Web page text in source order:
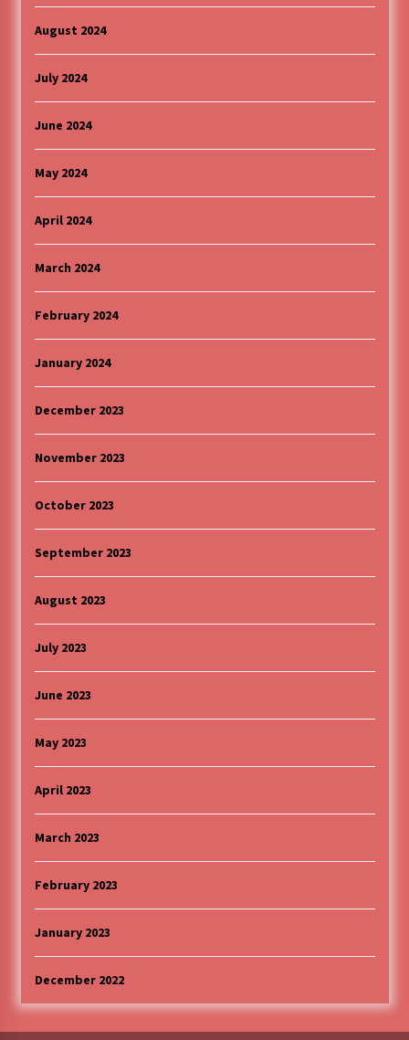
August 2024
July 2024
June 2024
May 2024
April 2024
March 2024
February 2024
January 2024
December 2023
November 2023
October 2023
September 2023
August 2023
July 2023
June 2023
May 2023
April 2023
March 2023
February 2023
January 2023
December 2022